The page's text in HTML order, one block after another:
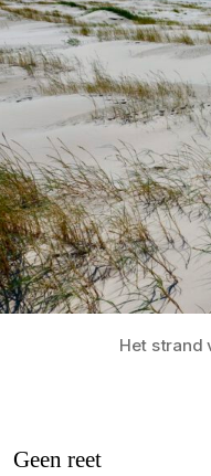
Het strand
Geen reet